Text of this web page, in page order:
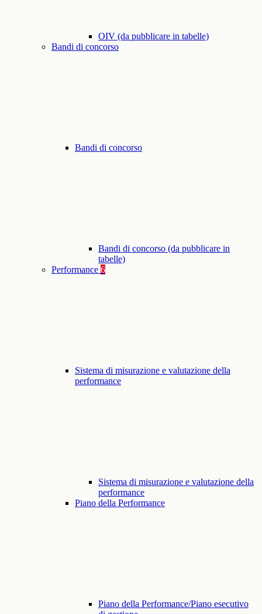
OIV (da pubblicare in tabelle)
Bandi di concorso
Bandi di concorso
Bandi di concorso (da pubblicare in
tabelle)
Performance 6
Sistema di misurazione e valutazione della
performance
Sistema di misurazione e valutazione della
performance
Piano della Performance
Piano della Performance/Piano esecutivo